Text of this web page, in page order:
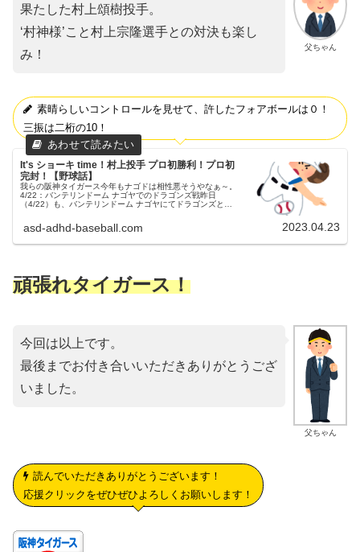
父ちゃん
果たした村上頌樹投手。
‘村神様’こと村上宗隆選手との対決も楽し
み！
素晴らしいコントロールを見せて、許したフォアボールは０！
三振は二桁の10！
It's ショーキ time！村上投手 プロ初勝利！プロ初
完封！【野球話】
我らの阪神タイガース今年もナゴドは相性悪そうやなぁ～。
4/22：バンテリンドーム ナゴヤでのドラゴンズ戦昨日
（4/22）も、バンテリンドーム ナゴヤにてドラゴンズとの
asd-adhd-baseball.com 2023.04.23
頑張れタイガース！
父ちゃん
今回は以上です。
最後までお付き合いいただきありがとうござ
いました。
読んでいただきありがとうございます！
応援クリックをぜひぜひよろしくお願いします！